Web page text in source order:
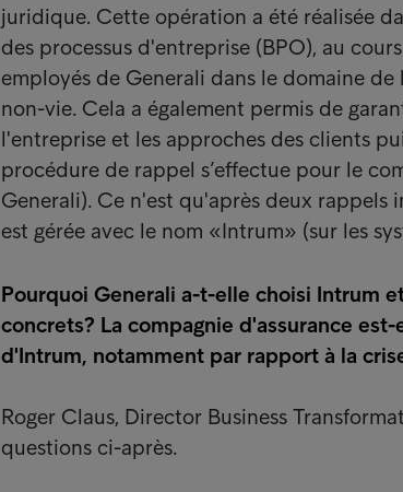
juridique. Cette opération a été réalisée
des processus d'entreprise (BPO), au
employés de Generali dans le domaine
non-vie. Cela a également permis de
l'entreprise et les approches des clients
procédure de rappel s’effectue pour le
Generali). Ce n'est qu'après deux
est gérée avec le nom «Intrum» (sur les
Pourquoi Generali a-t-elle choisi Intrum
concrets? La compagnie d'assurance
d'Intrum, notamment par rapport à la
Roger Claus, Director Business
questions ci-après.